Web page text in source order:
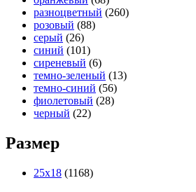
разноцветный (260)
розовый (88)
серый (26)
синий (101)
сиреневый (6)
темно-зеленый (13)
темно-синий (56)
фиолетовый (28)
черный (22)
Размер
25х18 (1168)